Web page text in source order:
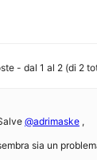
- dal 1 al 2 (di 2
@adrimaske ,
sia un